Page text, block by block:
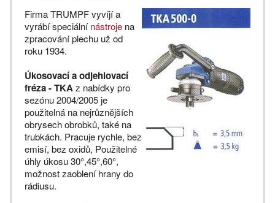
Firma TRUMPF vyvíjí a
vyrábí speciálnínástroje na
zpracování plechu už od
roku 1934.
Úkosovací a odjehlovací
fréza - TKAz nabídky pro
sezónu 2004/2005 je
použitelná na nejrůznějších
obrysech obrobků, také na
trubkách. Pracuje rychle, bez
emisí, bez oxidů, Použitelné
úhly úkosu 30°,45°,60°,
možnost zaoblení hrany do
rádiusu.